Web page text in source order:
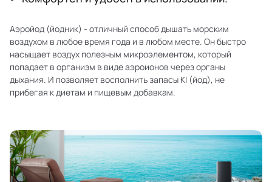
Аэройод (йодник) - отличный способ дышать морским
воздухом в любое время года и в любом месте. Он быстро
насыщает воздух полезным микроэлементом, который
попадает в организм в виде аэроионов через органы
дыхания. И позволяет восполнить запасы KI (йод), не
прибегая к диетам и пищевым добавкам.